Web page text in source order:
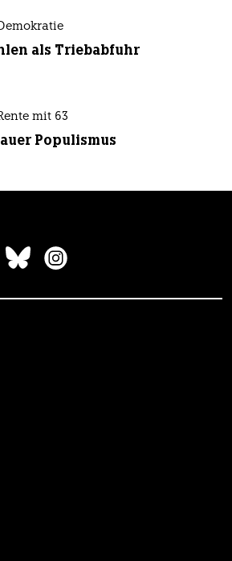
als Triebabfuhr
mit 63
Populismus